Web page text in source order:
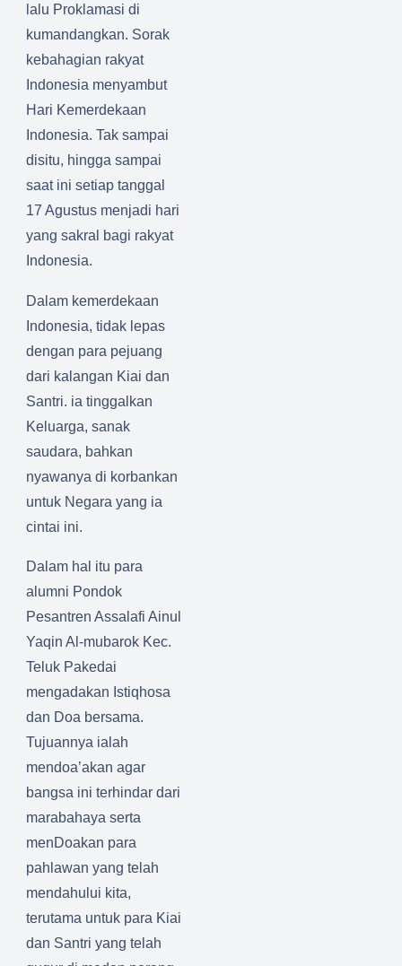
lalu Proklamasi di
kumandangkan. Sorak
kebahagian rakyat
Indonesia menyambut
Hari Kemerdekaan
Indonesia. Tak sampai
disitu, hingga sampai
saat ini setiap tanggal
17 Agustus menjadi hari
yang sakral bagi rakyat
Indonesia.
Dalam kemerdekaan
Indonesia, tidak lepas
dengan para pejuang
dari kalangan Kiai dan
Santri. ia tinggalkan
Keluarga, sanak
saudara, bahkan
nyawanya di korbankan
untuk Negara yang ia
cintai ini.
Dalam hal itu para
alumni Pondok
Pesantren Assalafi Ainul
Yaqin Al-mubarok Kec.
Teluk Pakedai
mengadakan Istiqhosa
dan Doa bersama.
Tujuannya ialah
mendoa’akan agar
bangsa ini terhindar dari
marabahaya serta
menDoakan para
pahlawan yang telah
mendahului kita,
terutama untuk para Kiai
dan Santri yang telah